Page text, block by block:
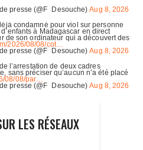
LES RÉSEAUX